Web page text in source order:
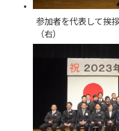
参加者を代表して挨
（右）